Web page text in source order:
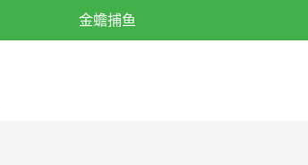
金蟾捕鱼